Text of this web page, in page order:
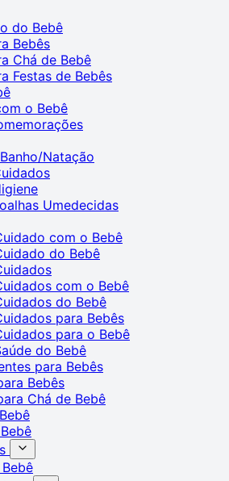
do Bebê
Bebês
Chá de Bebê
Festas de Bebês
o Bebê
Natação
Umedecidas
com o Bebê
do Bebê
com o Bebê
do Bebê
para Bebês
para o Bebê
do Bebê
para Bebês
Bebês
Chá de Bebê